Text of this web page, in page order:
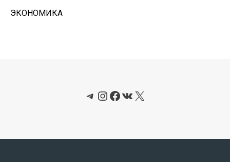
ЭКОНОМИКА
Telegram
Instagram
Facebook
ВКонтакте
X